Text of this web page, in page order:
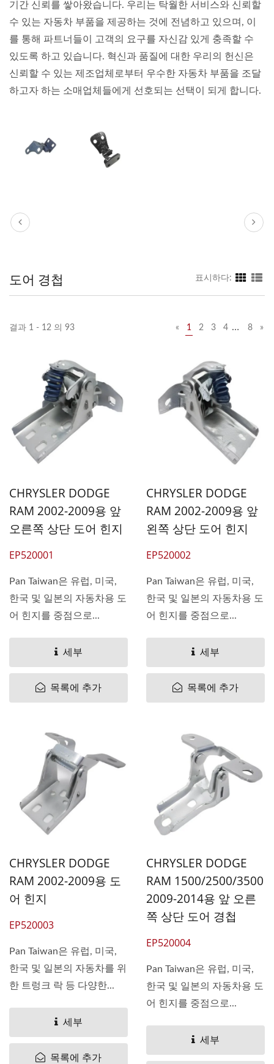
기간 신뢰를 쌓아왔습니다. 우리는 탁월한 서비스와 신뢰할
수 있는 자동차 부품을 제공하는 것에 전념하고 있으며, 이
를 통해 파트너들이 고객의 요구를 자신감 있게 충족할 수
있도록 하고 있습니다. 혁신과 품질에 대한 우리의 헌신은
신뢰할 수 있는 제조업체로부터 우수한 자동차 부품을 조달
하고자 하는 소매업체들에게 선호되는 선택이 되게 합니다.
도어 경첩 표시하다:
결과 1 - 12 의 93 « 1 2 3 4 … 8 »
CHRYSLER DODGE
RAM 2002-2009용 앞
오른쪽 상단 도어 힌지
EP520001
Pan Taiwan은 유럽, 미국,
한국 및 일본의 자동차용 도
어 힌지를 중점으로...
세부
목록에 추가
CHRYSLER DODGE
RAM 2002-2009용 앞
왼쪽 상단 도어 힌지
EP520002
Pan Taiwan은 유럽, 미국,
한국 및 일본의 자동차용 도
어 힌지를 중점으로...
세부
목록에 추가
CHRYSLER DODGE
RAM 2002-2009용 도
어 힌지
EP520003
Pan Taiwan은 유럽, 미국,
한국 및 일본의 자동차를 위
한 트렁크 락 등 다양한...
세부
목록에 추가
CHRYSLER DODGE
RAM 1500/2500/3500
2009-2014용 앞 오른
쪽 상단 도어 경첩
EP520004
Pan Taiwan은 유럽, 미국,
한국 및 일본의 자동차용 도
어 힌지를 중점으로...
세부